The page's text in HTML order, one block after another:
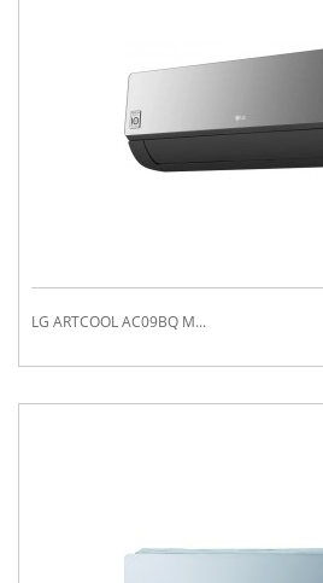
LG ARTCOOL AC09BQ M...